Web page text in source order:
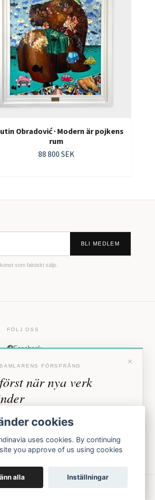
Obradović · Modern är pojkens
rum
88 800 SEK
BLI MEDLEM
som faktiskt säljs.
FÖLJ OSS
Facebook
×
FÖRSPRÅNG
när nya verk
till nya verk och personliga
till vernissage, innan vi annonserar
cookies
uses cookies. By continuing
you approve of us using cookies
alla Inställningar